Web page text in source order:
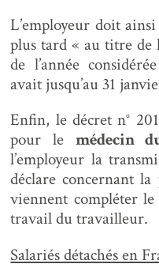
L’employeur doit
plus tard « au titre de
de l’année
avait jusqu’au 31
Enfin, le décret n°
pour le médecin
l’employeur la
déclare concernant
viennent compléter
travail du travailleur.
Salariés détachés en